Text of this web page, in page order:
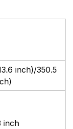
inch)/350.5
inch